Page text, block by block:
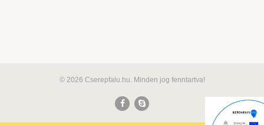
© 2026 Cserepfalu.hu. Minden jog fenntartva!